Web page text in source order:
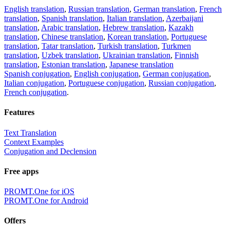
English translation, Russian translation, German translation, French
translation, Spanish translation, Italian translation, Azerbaijani
translation, Arabic translation, Hebrew translation, Kazakh
translation, Chinese translation, Korean translation, Portuguese
translation, Tatar translation, Turkish translation, Turkmen
translation, Uzbek translation, Ukrainian translation, Finnish
translation, Estonian translation, Japanese translation
Spanish conjugation, English conjugation, German conjugation,
Italian conjugation, Portuguese conjugation, Russian conjugation,
French conjugation.
Features
Text Translation
Context Examples
Conjugation and Declension
Free apps
PROMT.One for iOS
PROMT.One for Android
Offers